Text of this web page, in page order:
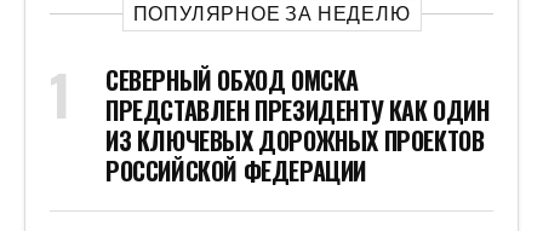
ПОПУЛЯРНОЕ ЗА НЕДЕЛЮ
СЕВЕРНЫЙ ОБХОД ОМСКА
ПРЕДСТАВЛЕН ПРЕЗИДЕНТУ КАК ОДИН
ИЗ КЛЮЧЕВЫХ ДОРОЖНЫХ ПРОЕКТОВ
РОССИЙСКОЙ ФЕДЕРАЦИИ